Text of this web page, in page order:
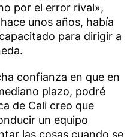
por el error rival»,
unos años, había
para dirigir a
confianza en que en
plazo, podré
de Cali creo que
un equipo
las cosas cuando se